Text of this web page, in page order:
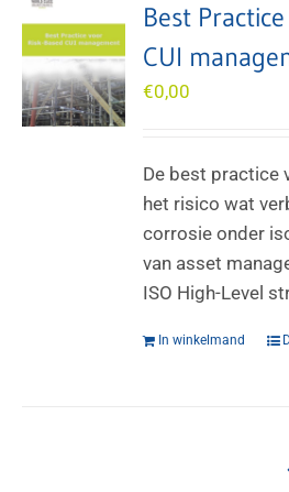
Best
CUI
€0,00
De best practice
het risico wat
corrosie onder
van asset
ISO High-Level
In winkelmand